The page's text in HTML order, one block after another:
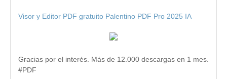
Visor y Editor PDF gratuito Palentino PDF Pro 2025 IA
Gracias por el interés. Más de 12.000 descargas en 1 mes.
#PDF